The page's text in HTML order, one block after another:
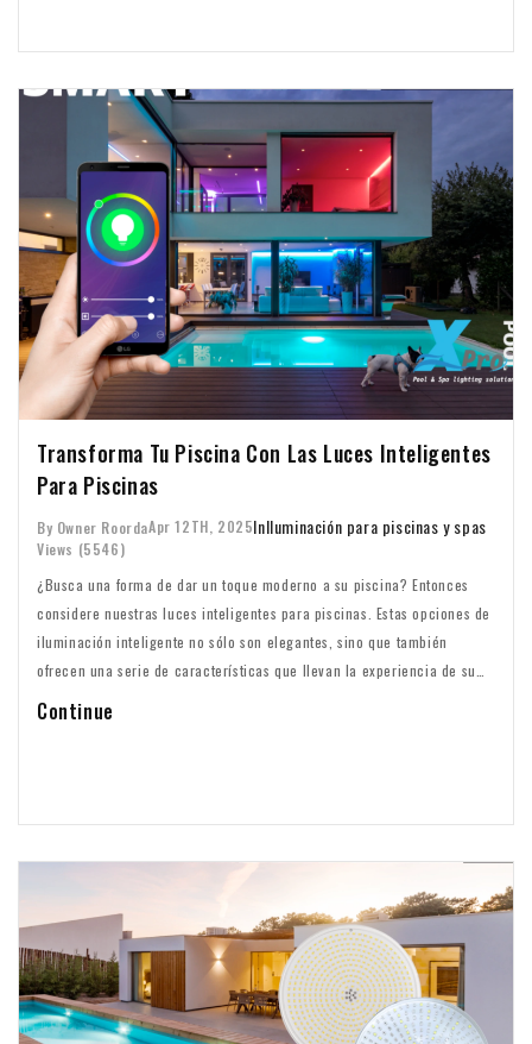
Transforma Tu Piscina Con Las Luces Inteligentes
Para Piscinas
By Owner RoordaApr 12TH, 2025InIluminación para piscinas y spas
Views (5546)
¿Busca una forma de dar un toque moderno a su piscina? Entonces
considere nuestras luces inteligentes para piscinas. Estas opciones de
iluminación inteligente no sólo son elegantes, sino que también
ofrecen una serie de características que llevan la experiencia de su
piscina al siguiente nivel.
Continue